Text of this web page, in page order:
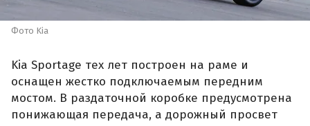
Фото Kia
Kia Sportage тех лет построен на раме и
оснащен жестко подключаемым передним
мостом. В раздаточной коробке предусмотрена
понижающая передача, а дорожный просвет